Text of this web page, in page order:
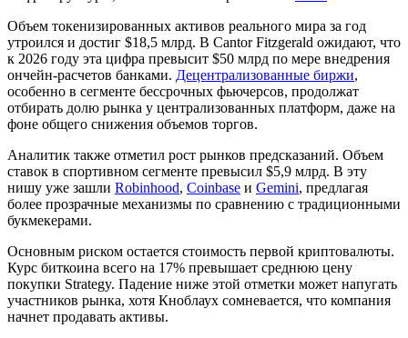
Объем токенизированных активов реального мира за год
утроился и достиг $18,5 млрд. В Cantor Fitzgerald ожидают, что
к 2026 году эта цифра превысит $50 млрд по мере внедрения
ончейн-расчетов банками. Децентрализованные биржи,
особенно в сегменте бессрочных фьючерсов, продолжат
отбирать долю рынка у централизованных платформ, даже на
фоне общего снижения объемов торгов.
Аналитик также отметил рост рынков предсказаний. Объем
ставок в спортивном сегменте превысил $5,9 млрд. В эту
нишу уже зашли Robinhood, Coinbase и Gemini, предлагая
более прозрачные механизмы по сравнению с традиционными
букмекерами.
Основным риском остается стоимость первой криптовалюты.
Курс биткоина всего на 17% превышает среднюю цену
покупки Strategy. Падение ниже этой отметки может напугать
участников рынка, хотя Кноблаух сомневается, что компания
начнет продавать активы.